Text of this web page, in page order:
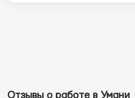
Отзывы о работе в Умани